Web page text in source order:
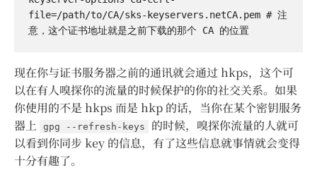
file=/path/to/CA/sks-keyservers.netCA.pem # 注
现在你与证书服务器之前的通讯就会通过 hkps，这个可
以在有人嗅探你的流量的时候保护的你的社交关系。如果
你使用的不是 hkps 而是 hkp 的话，当你在某个密钥服务
器上
gpg --refresh-keys
的时候，嗅探你流量的人就可
以看到你同步 key 的信息，有了这些信息就事情就会变得
十分有趣了。